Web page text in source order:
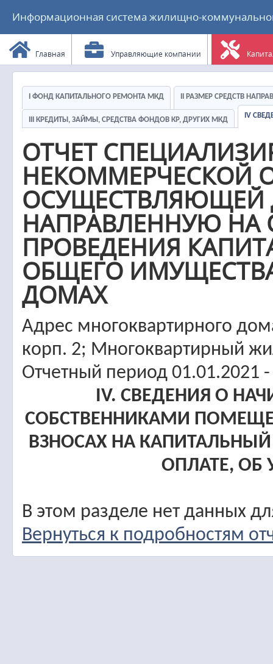
Информационная система жилищно-
Главная Управляющие компании
I ФОНД КАПИТАЛЬНОГО РЕМОНТА МКД II РАЗМЕР СРЕДСТВ
III КРЕДИТЫ, ЗАЙМЫ, СРЕДСТВА ФОНДОВ КР, ДРУГИХ МКД
IV
ОТЧЕТ
НЕКОММЕРЧЕСКОЙ
ОСУЩЕСТВЛЯЮЩЕЙ
НАПРАВЛЕННУЮ НА
ПРОВЕДЕНИЯ
ОБЩЕГО
ДОМАХ
Адрес многоквартирного
корп. 2; Многоквартирный
Отчетный период 01.01.2021
IV. СВЕДЕНИЯ О
СОБСТВЕННИКАМИ
ВЗНОСАХ НА
ОПЛАТЕ, ОБ
В этом разделе нет данных
Вернуться к подробностям